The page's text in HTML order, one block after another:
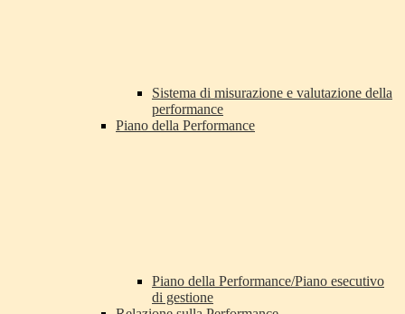
Sistema di misurazione e valutazione della
performance
Piano della Performance
Piano della Performance/Piano esecutivo
di gestione